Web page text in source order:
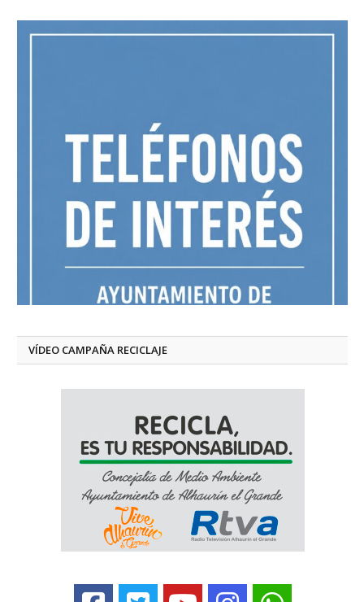
VÍDEO CAMPAÑA RECICLAJE